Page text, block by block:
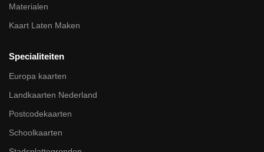
Materialen
Kaart Laten Maken
Specialiteiten
Europa kaarten
Landkaarten Nederland
Postcodekaarten
Schoolkaarten